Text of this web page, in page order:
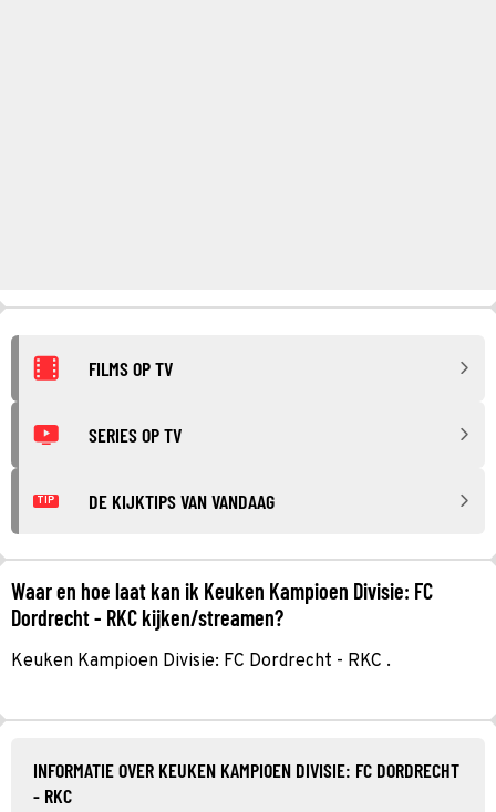
FILMS OP TV
SERIES OP TV
TIP DE KIJKTIPS VAN VANDAAG
Waar en hoe laat kan ik Keuken Kampioen Divisie: FC
Dordrecht - RKC kijken/streamen?
Keuken Kampioen Divisie: FC Dordrecht - RKC .
INFORMATIE OVER KEUKEN KAMPIOEN DIVISIE: FC DORDRECHT
- RKC